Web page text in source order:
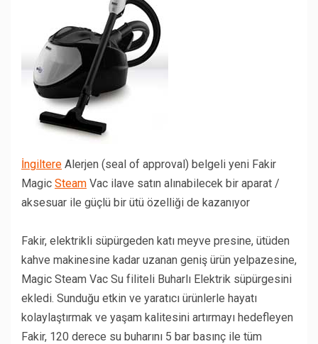
İngiltere Alerjen (seal of approval) belgeli yeni Fakir
Magic Steam Vac ilave satın alınabilecek bir aparat /
aksesuar ile güçlü bir ütü özelliği de kazanıyor
Fakir, elektrikli süpürgeden katı meyve presine, ütüden
kahve makinesine kadar uzanan geniş ürün yelpazesine,
Magic Steam Vac Su filiteli Buharlı Elektrik süpürgesini
ekledi. Sunduğu etkin ve yaratıcı ürünlerle hayatı
kolaylaştırmak ve yaşam kalitesini artırmayı hedefleyen
Fakir, 120 derece su buharını 5 bar basınç ile tüm